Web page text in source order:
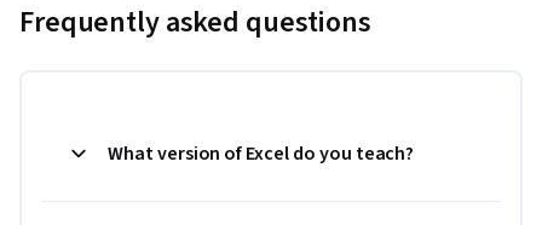
Frequently asked questions
What version of Excel do you teach?